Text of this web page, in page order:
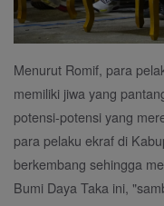
Menurut Romif, para
memiliki jiwa yang
potensi-potensi yang
para pelaku ekraf di
berkembang sehingga
Bumi Daya Taka ini,